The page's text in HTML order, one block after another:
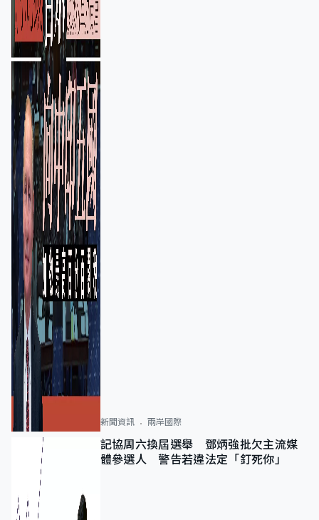
新聞資訊 兩岸國際
記協周六換屆選舉 鄧炳強批欠主流媒
體參選人 警告若違法定「釘死你」